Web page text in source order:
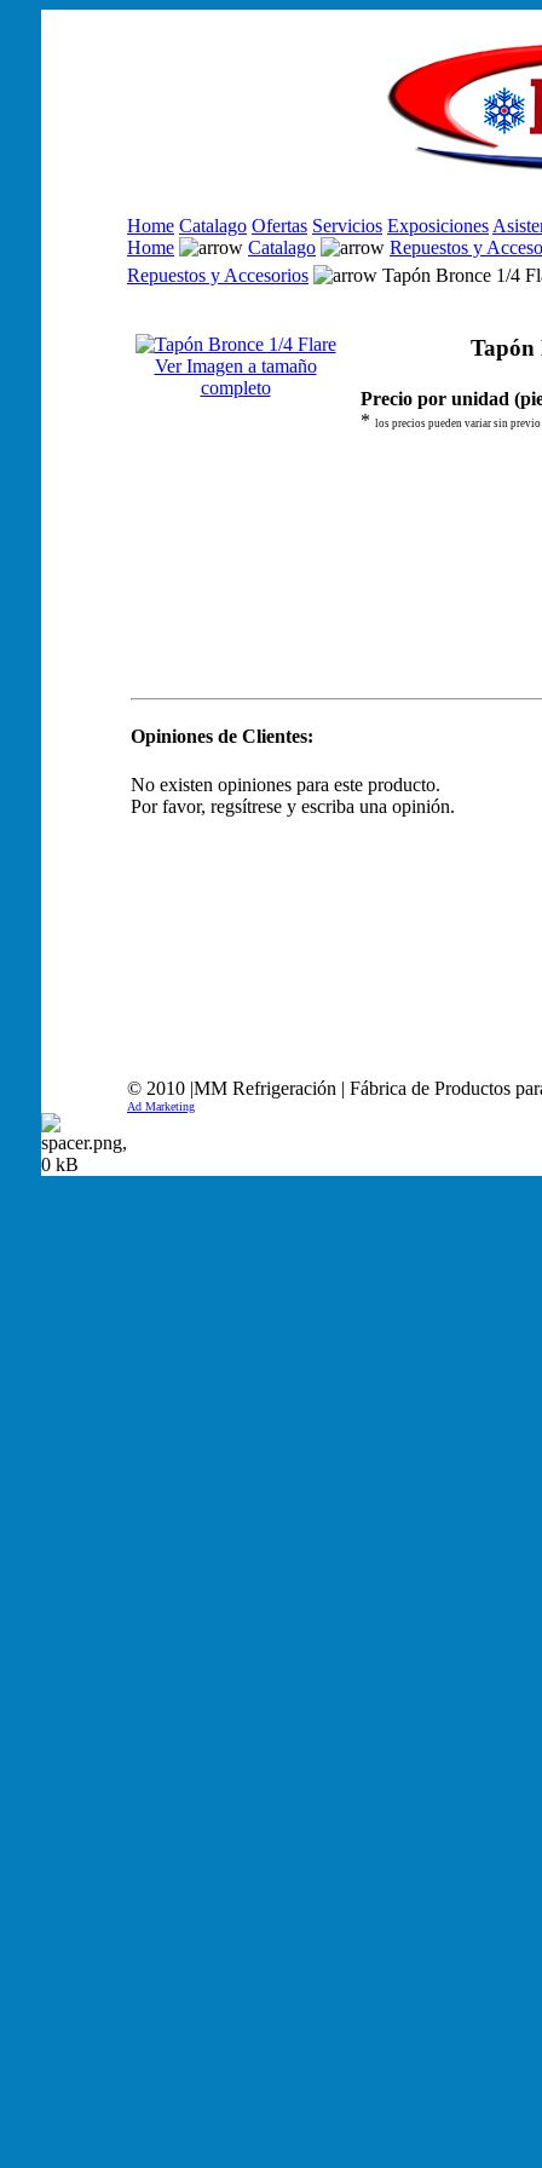
Home Catalago Ofertas Servicios Exposiciones
Home
Catalago
Repuestos y
Repuestos y Accesorios
Tapón Bronce 1/4
Ver Imagen a tamaño
completo
Tapón
Precio por unidad
* los precios pueden variar sin
Opiniones de Clientes:
No existen opiniones para este producto.
Por favor, regsítrese y escriba una opinión.
© 2010 |MM Refrigeración | Fábrica de Productos
Ad Marketing